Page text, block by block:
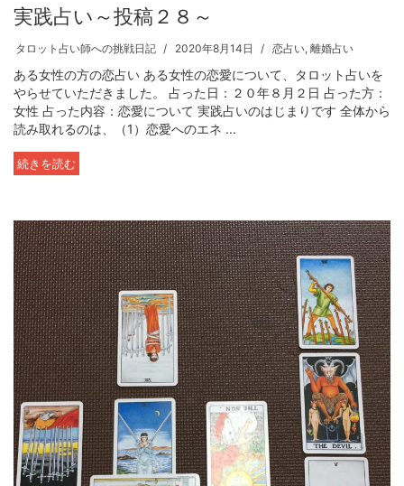
実践占い～投稿２８～
タロット占い師への挑戦日記 2020年8月14日 恋占い, 離婚占い
ある女性の方の恋占い ある女性の恋愛について、タロット占いを
やらせていただきました。 占った日：２０年８月２日 占った方：
女性 占った内容：恋愛について 実践占いのはじまりです 全体から
読み取れるのは、（1）恋愛へのエネ ...
続きを読む